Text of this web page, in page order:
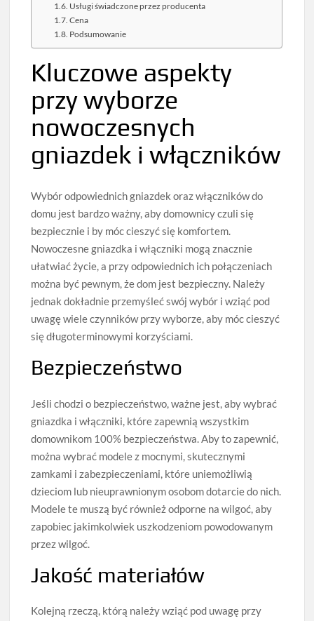
Usługi świadczone przez producenta
Cena
Podsumowanie
Kluczowe aspekty
przy wyborze
nowoczesnych
gniazdek i włączników
Wybór odpowiednich gniazdek oraz włączników do
domu jest bardzo ważny, aby domownicy czuli się
bezpiecznie i by móc cieszyć się komfortem.
Nowoczesne gniazdka i włączniki mogą znacznie
ułatwiać życie, a przy odpowiednich ich połączeniach
można być pewnym, że dom jest bezpieczny. Należy
jednak dokładnie przemyśleć swój wybór i wziąć pod
uwagę wiele czynników przy wyborze, aby móc cieszyć
się długoterminowymi korzyściami.
Bezpieczeństwo
Jeśli chodzi o bezpieczeństwo, ważne jest, aby wybrać
gniazdka i włączniki, które zapewnią wszystkim
domownikom 100% bezpieczeństwa. Aby to zapewnić,
można wybrać modele z mocnymi, skutecznymi
zamkami i zabezpieczeniami, które uniemożliwią
dzieciom lub nieuprawnionym osobom dotarcie do nich.
Modele te muszą być również odporne na wilgoć, aby
zapobiec jakimkolwiek uszkodzeniom powodowanym
przez wilgoć.
Jakość materiałów
Kolejną rzeczą, którą należy wziąć pod uwagę przy